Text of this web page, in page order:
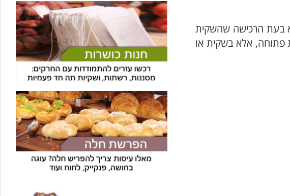
בעת הרכישה שהשקית
פתוחה, אלא בשקית או